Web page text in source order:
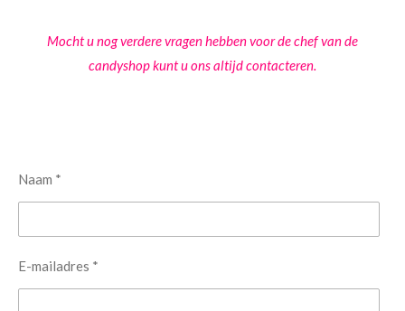
Mocht u nog verdere vragen hebben voor de chef van de
candyshop kunt u ons altijd contacteren.
Naam *
E-mailadres *